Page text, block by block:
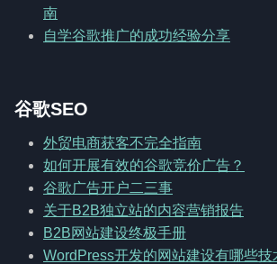
南
自学谷歌推广的成功经验分享
谷歌SEO
外贸电商获客不完全指南
如何开展有效的谷歌竞价广告？
谷歌广告开户二三事
关于B2B独立站的内容营销报告
B2B网站建设终极手册
WordPress开发的网站建设有哪些技